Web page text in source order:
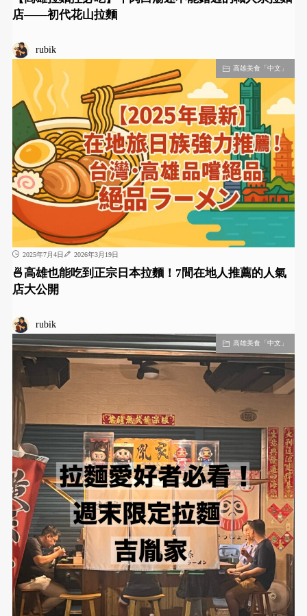
店——初代花山拉麵
rubik
高雄美食「中文」
2025年7月4日 2026年3月19日
🍜高雄也能吃到正宗日本拉麵！7間在地人推薦的人氣
店大公開
rubik
高雄美食「中文」